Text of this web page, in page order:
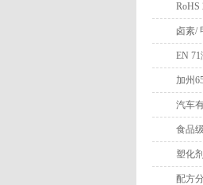
RoHS
卤素/
EN
加州
汽车
食品
塑化
配方